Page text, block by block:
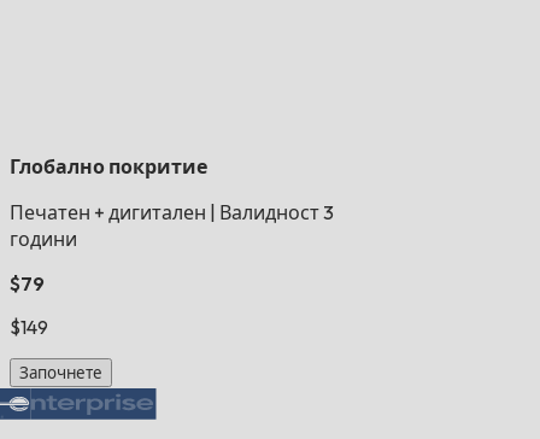
Глобално покритие
Печатен + дигитален
Валидност 3
години
$79
$149
Започнете